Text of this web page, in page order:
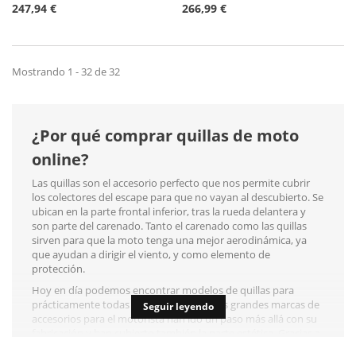
247,94 € 266,99 €
Mostrando 1 - 32 de 32
¿Por qué comprar quillas de moto
online?
Las quillas son el accesorio perfecto que nos permite cubrir
los colectores del escape para que no vayan al descubierto. Se
ubican en la parte frontal inferior, tras la rueda delantera y
son parte del carenado. Tanto el carenado como las quillas
sirven para que la moto tenga una mejor aerodinámica, ya
que ayudan a dirigir el viento, y como elemento de
protección.
Hoy en día podemos encontrar modelos de quillas para
prácticamente todas las motocicletas. Las grandes marcas de
accesorios para el motorista han ido un paso más allá con su
Seguir leyendo